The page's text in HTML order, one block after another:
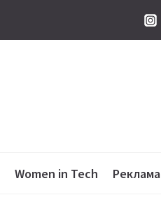
Women in Tech Реклама